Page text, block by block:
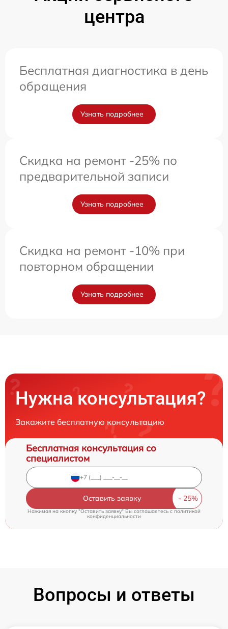
центра
Бесплатная диагностика в день
обращения
Узнать подробнее
Скидка на ремонт -25% по
предварительной записи
Узнать подробнее
Скидка на ремонт -10% при
повторном обращении
Узнать подробнее
Нужна консультация?
Закажите бесплатную консультацию
Бесплатная консультация со
специалистом
Оставить заявку
Нажимая на кнопку "Оставить заявку" Вы соглашаетесь cполитикой
конфиденциальности
Вопросы и ответы